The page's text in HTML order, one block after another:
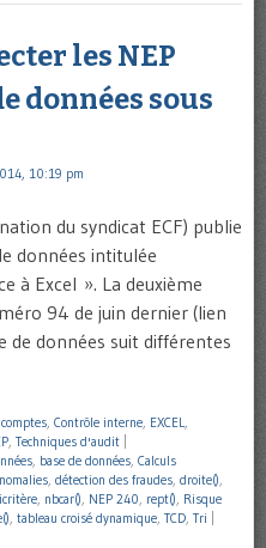
les NEP
données sous
10:19 pm
du syndicat ECF) publie
données intitulée
à Excel ». La deuxième
94 de juin dernier (lien
de données suit différentes
, Contrôle interne, EXCEL,
, Techniques d'audit
, base de données, Calculs
, détection des fraudes, droite(),
, nbcar(), NEP 240, rept(), Risque
, tableau croisé dynamique, TCD, Tri